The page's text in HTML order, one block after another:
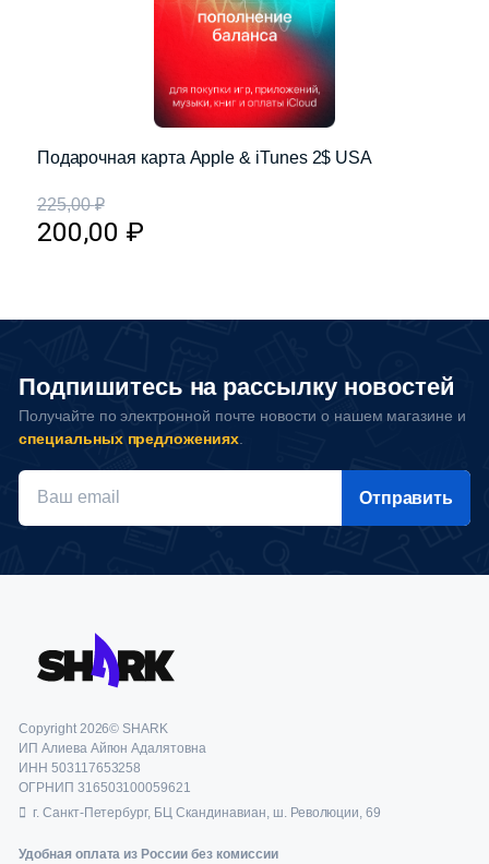
Подарочная карта Apple & iTunes 2$ USA
225,00₽
200,00 ₽
Подпишитесь на рассылку новостей
Получайте по электронной почте новости о нашем магазине и
специальных предложениях
Отправить
Copyright 2026© SHARK
ИП Алиева Айгюн Адалятовна
ИНН 503117653258
ОГРНИП 316503100059621
г. Санкт-Петербург, БЦ Скандинавиан, ш. Революции, 69
Удобная оплата из России без комиссии